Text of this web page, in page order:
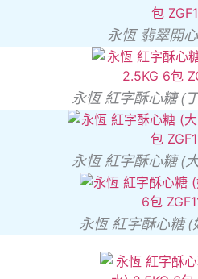
永恆 翡翠開
永恆 紅字酥心糖 (
永恆 紅字酥心糖 (
永恆 紅字酥心糖 (